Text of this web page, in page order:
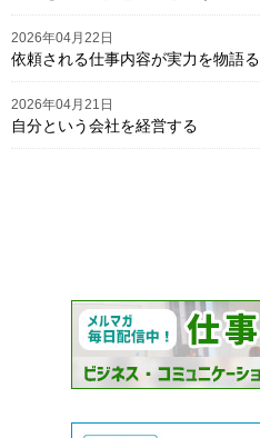
2026年04月22日
依頼される仕事内容が実力を物語る
2026年04月21日
自分という会社を経営する